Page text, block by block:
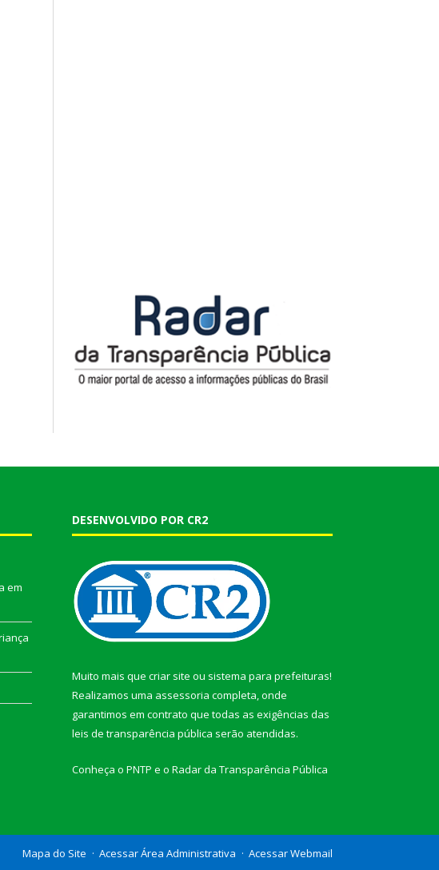
em
DESENVOLVIDO POR CR2
Muito mais que criar site ou sistema para prefeituras!
Realizamos uma assessoria completa, onde
garantimos em contrato que todas as exigências das
leis de transparência pública serão atendidas.
Conheça o PNTP e o Radar da Transparência Pública
Mapa do Site Acessar Área Administrativa Acessar Webmail